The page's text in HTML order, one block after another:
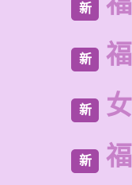
新
新
新
新